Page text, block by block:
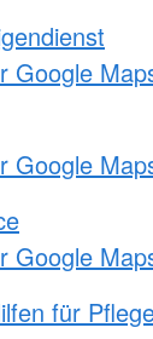
Google
Google
Google
für